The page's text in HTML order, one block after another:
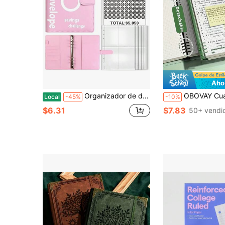
Local -45% Organizador de desafío de 100 sobres, Juego de ahorro asequible (Cuaderno + Pegatinas), Libro de desafío de ahorro de 100 días para parejas, Planificador de presupuesto para ahorrar $5050 Cuaderno de hojas sueltas Organizador de ahorro de dinero
$6.31
-10% OBOVAY Cuaderno de cuadrícula tamaño A5, 240 páginas, portada suave transparente y diseño perforado. Tiene encuadernación espiral
$7.83 50+